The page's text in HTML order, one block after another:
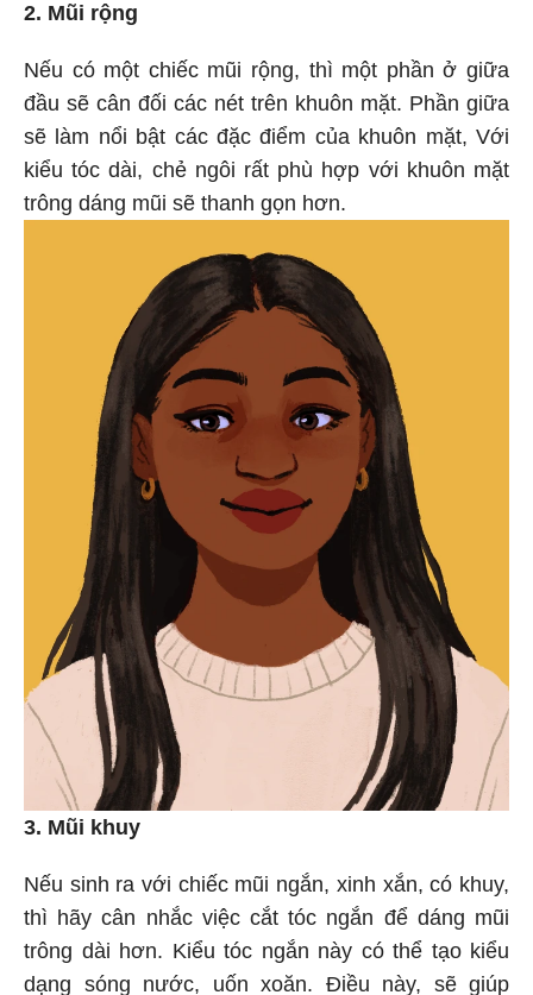
2. Mũi rộng
Nếu có một chiếc mũi rộng, thì một phần ở giữa
đầu sẽ cân đối các nét trên khuôn mặt. Phần giữa
sẽ làm nổi bật các đặc điểm của khuôn mặt, Với
kiểu tóc dài, chẻ ngôi rất phù hợp với khuôn mặt
trông dáng mũi sẽ thanh gọn hơn.
3. Mũi khuy
Nếu sinh ra với chiếc mũi ngắn, xinh xắn, có khuy,
thì hãy cân nhắc việc cắt tóc ngắn để dáng mũi
trông dài hơn. Kiểu tóc ngắn này có thể tạo kiểu
dạng sóng nước, uốn xoăn. Điều này, sẽ giúp